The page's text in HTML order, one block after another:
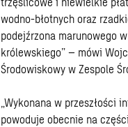
wodno-błotnych oraz
podejźrzona marunowego
królewskiego” – mówi
Środowiskowy w Zespole
„Wykonana w przeszłości
powoduje obecnie na